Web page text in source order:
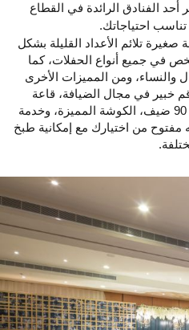
أحد الفنادق الرائدة في القطاع
احتياجاتك.
تلائم الأعداد القليلة بشكل
وتستوعب حوالي 100 شخص في جميع أنواع الحفلات، كما
والنساء، ومن المميزات الأخرى
خبير في مجال الضيافة، قاعة
الطعام الفخمة في الفندق بسعة 90 ضيف، الكوشة المميزة، وخدمة
مفتوح من اختيارك مع إمكانية طبخ